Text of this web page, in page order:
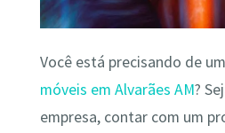
Você está precisando de um
móveis em Alvarães AM?
empresa, contar com um